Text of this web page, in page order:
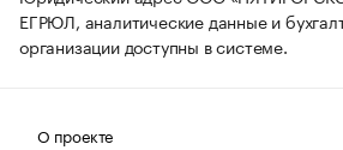
ЕГРЮЛ, аналитические данные и
организации доступны в системе.
О проекте